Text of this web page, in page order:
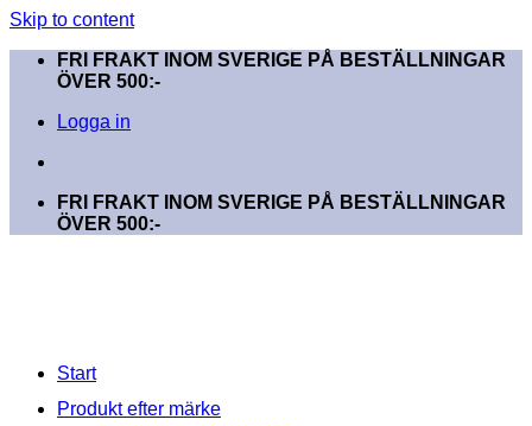
Skip to content
FRI FRAKT INOM SVERIGE PÅ BESTÄLLNINGAR
ÖVER 500:-
Logga in
FRI FRAKT INOM SVERIGE PÅ BESTÄLLNINGAR
ÖVER 500:-
Start
Produkt efter märke